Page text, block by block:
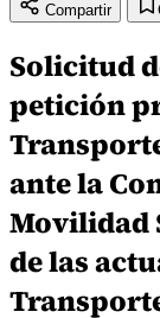
Compartir
Solicitud
petición
ante la
Movilidad
de las